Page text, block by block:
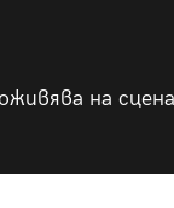
на